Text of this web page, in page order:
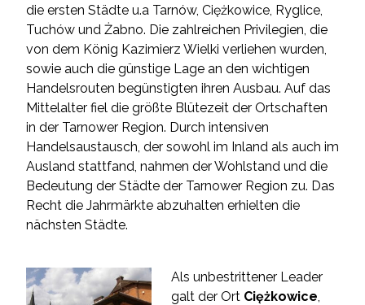
die ersten Städte u.a Tarnów, Ciężkowice, Ryglice,
Tuchów und Żabno. Die zahlreichen Privilegien, die
von dem König Kazimierz Wielki verliehen wurden,
sowie auch die günstige Lage an den wichtigen
Handelsrouten begünstigten ihren Ausbau. Auf das
Mittelalter fiel die größte Blütezeit der Ortschaften
in der Tarnower Region. Durch intensiven
Handelsaustausch, der sowohl im Inland als auch im
Ausland stattfand, nahmen der Wohlstand und die
Bedeutung der Städte der Tarnower Region zu. Das
Recht die Jahrmärkte abzuhalten erhielten die
nächsten Städte.
Als unbestrittener Leader
galt der Ort Ciężkowice